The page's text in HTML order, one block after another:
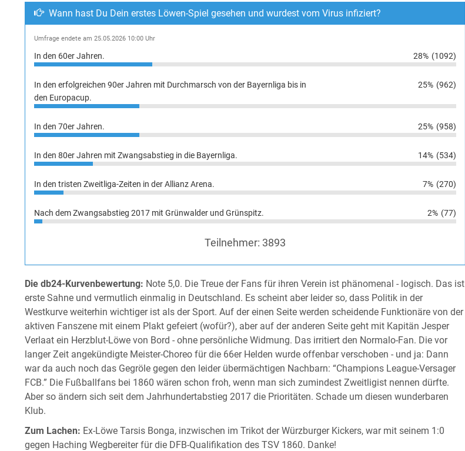
Wann hast Du Dein erstes Löwen-Spiel gesehen und wurdest vom Virus infiziert?
Umfrage endete am 25.05.2026 10:00 Uhr
In den 60er Jahren. 28% (1092)
In den erfolgreichen 90er Jahren mit Durchmarsch von der Bayernliga bis in
den Europacup.
25% (962)
In den 70er Jahren. 25% (958)
In den 80er Jahren mit Zwangsabstieg in die Bayernliga. 14% (534)
In den tristen Zweitliga-Zeiten in der Allianz Arena. 7% (270)
Nach dem Zwangsabstieg 2017 mit Grünwalder und Grünspitz. 2% (77)
Teilnehmer: 3893
Die db24-Kurvenbewertung: Note 5,0. Die Treue der Fans für ihren Verein ist phänomenal - logisch. Das ist
erste Sahne und vermutlich einmalig in Deutschland. Es scheint aber leider so, dass Politik in der
Westkurve weiterhin wichtiger ist als der Sport. Auf der einen Seite werden scheidende Funktionäre von der
aktiven Fanszene mit einem Plakt gefeiert (wofür?), aber auf der anderen Seite geht mit Kapitän Jesper
Verlaat ein Herzblut-Löwe von Bord - ohne persönliche Widmung. Das irritiert den Normalo-Fan. Die vor
langer Zeit angekündigte Meister-Choreo für die 66er Helden wurde offenbar verschoben - und ja: Dann
war da auch noch das Gegröle gegen den leider übermächtigen Nachbarn: “Champions League-Versager
FCB.” Die Fußballfans bei 1860 wären schon froh, wenn man sich zumindest Zweitligist nennen dürfte.
Aber so ändern sich seit dem Jahrhundertabstieg 2017 die Prioritäten. Schade um diesen wunderbaren
Klub.
Zum Lachen: Ex-Löwe Tarsis Bonga, inzwischen im Trikot der Würzburger Kickers, war mit seinem 1:0
gegen Haching Wegbereiter für die DFB-Qualifikation des TSV 1860. Danke!